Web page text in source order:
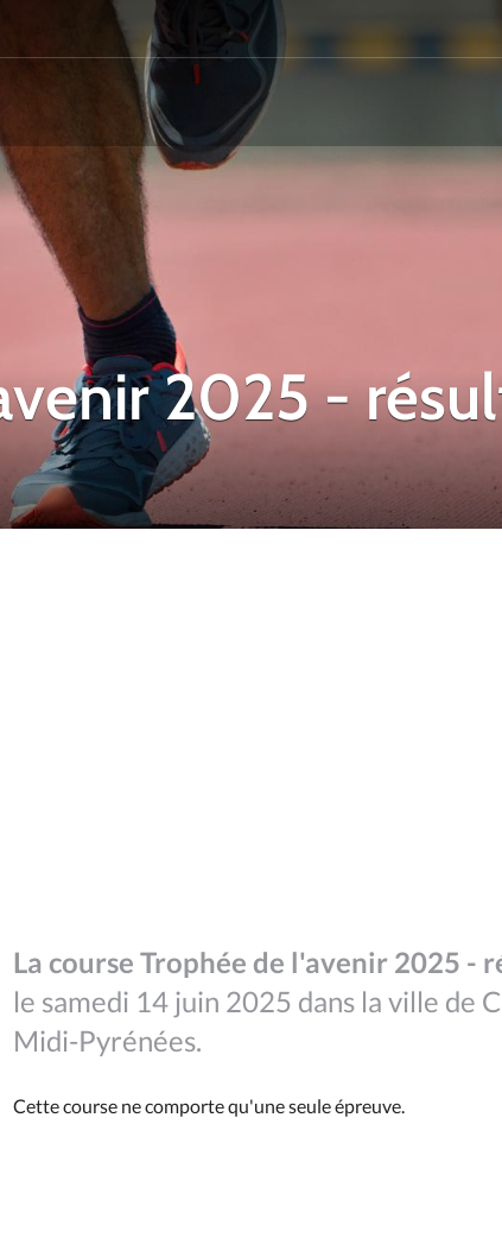
2025 -
La course Trophée de l'avenir 2025 -
le samedi 14 juin 2025 dans la ville de
Midi-Pyrénées.
Cette course ne comporte qu'une seule épreuve.